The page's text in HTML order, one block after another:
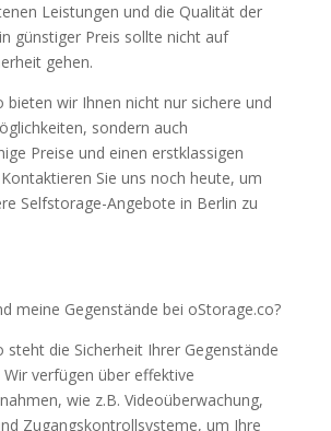
Leistungen und die Qualität der
günstiger Preis sollte nicht auf
gehen.
bieten wir Ihnen nicht nur sichere und
sondern auch
Preise und einen erstklassigen
Sie uns noch heute, um
Selfstorage-Angebote in Berlin zu
meine Gegenstände bei oStorage.co?
steht die Sicherheit Ihrer Gegenstände
Wir verfügen über effektive
wie z.B. Videoüberwachung,
Zugangskontrollsysteme, um Ihre